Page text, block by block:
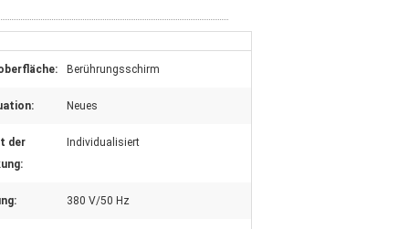
Berührungsschirm
Neues
der
Individualisiert
380 V/50 Hz